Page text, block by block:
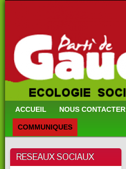
ACCUEIL NOUS CONTACTER
COMMUNIQUES
RESEAUX SOCIAUX